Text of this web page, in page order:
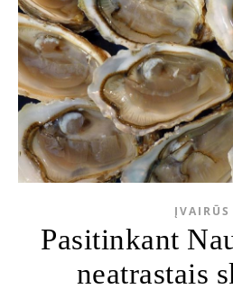
ĮVAIRŪS
Pasitinkant
neatrastais